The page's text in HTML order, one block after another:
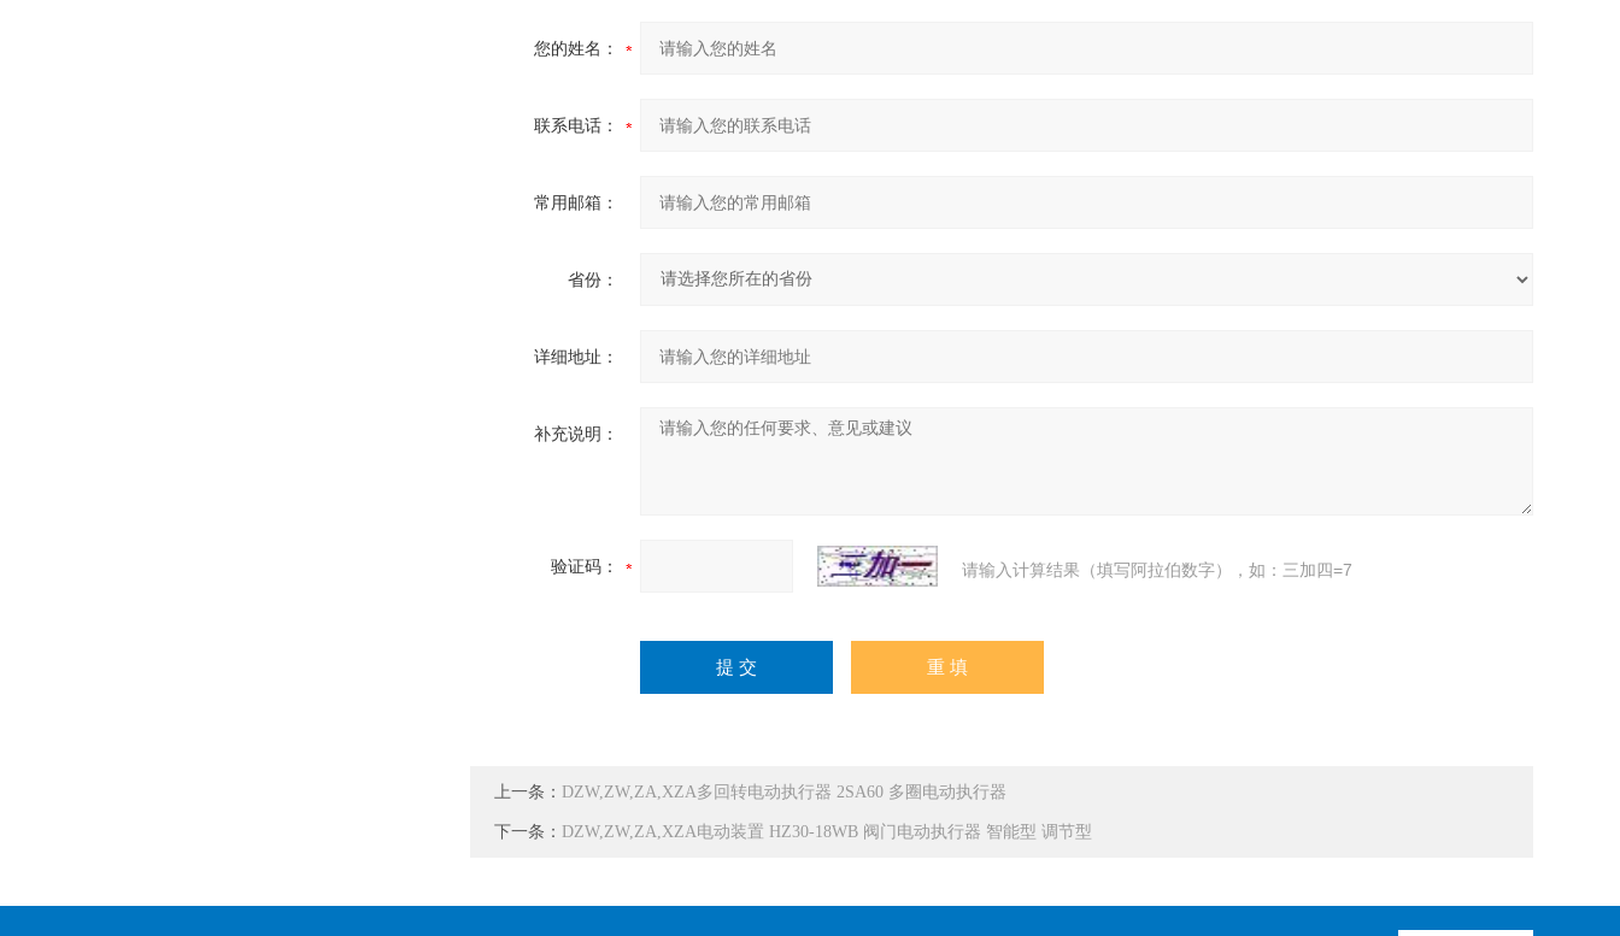
您的姓名：
联系电话：
常用邮箱：
省份：
详细地址：
补充说明：
验证码： 请输入计算结果（填写阿拉伯数字），如：三加四=7
上一条： DZW,ZW,ZA,XZA多回转电动执行器 2SA60 多圈电动执行器
下一条： DZW,ZW,ZA,XZA电动装置 HZ30-18WB 阀门电动执行器 智能型 调节型